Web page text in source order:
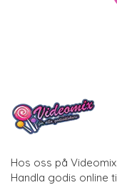
Hos oss på
Handla godis online